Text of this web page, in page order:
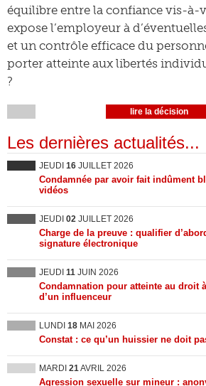
équilibre entre la confiance vis-à-
expose l’employeur à
et un contrôle efficace du
porter atteinte aux libertés
?
lire la décision
Les dernières actualités...
JEUDI 16 JUILLET 2026
Condamnée par avoir fait indûment
vidéos
JEUDI 02 JUILLET 2026
Charge de la preuve : qualifier
signature électronique
JEUDI 11 JUIN 2026
Condamnation pour atteinte au droit
d’un influenceur
LUNDI 18 MAI 2026
Constat : ce qu’un huissier ne doit
MARDI 21AVRIL 2026
Agression sexuelle sur mineur :